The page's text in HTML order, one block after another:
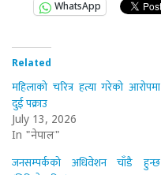
WhatsApp
Related
महिलाको चरित्र हत्या गरेको आरोपमा
दुई पक्राउ
July 13, 2026
In "नेपाल"
जनसम्पर्कको अधिवेशन चाँडै हुन्छ